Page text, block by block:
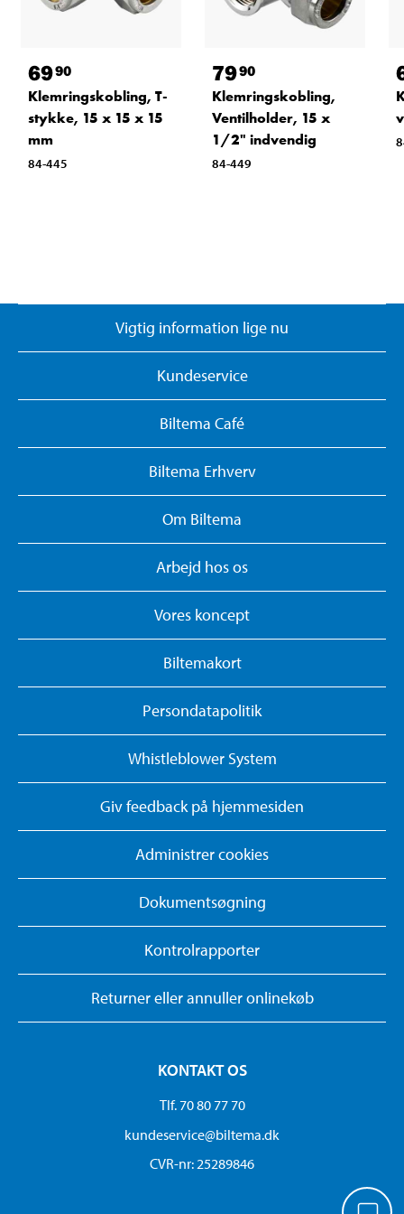
6990
Klemringskobling, T-
stykke, 15 x 15 x 15
mm
84-445
7990
Klemringskobling,
Ventilholder, 15 x
1/2" indvendig
84-449
Vigtig information lige nu
Kundeservice
Biltema Café
Biltema Erhverv
Om Biltema
Arbejd hos os
Vores koncept
Biltemakort
Persondatapolitik
Whistleblower System
Giv feedback på hjemmesiden
Administrer cookies
Dokumentsøgning
Kontrolrapporter
Returner eller annuller onlinekøb
KONTAKT OS
Tlf. 70 80 77 70
kundeservice@biltema.dk
CVR-nr: 25289846